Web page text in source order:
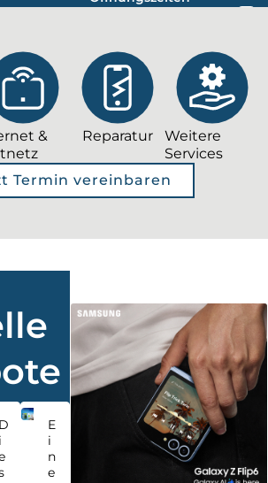
&
Reparatur
Weitere
Services
Termin vereinbaren
D
i
E
i
n
e